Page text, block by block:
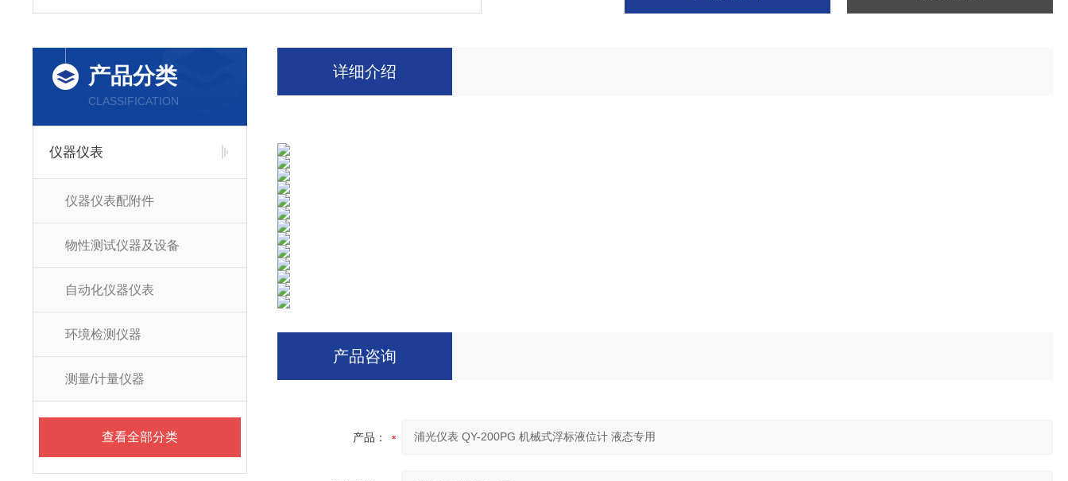
产品分类
CLASSIFICATION
仪器仪表
仪器仪表配附件
物性测试仪器及设备
自动化仪器仪表
环境检测仪器
测量/计量仪器
查看全部分类
详细介绍
产品咨询
产品：